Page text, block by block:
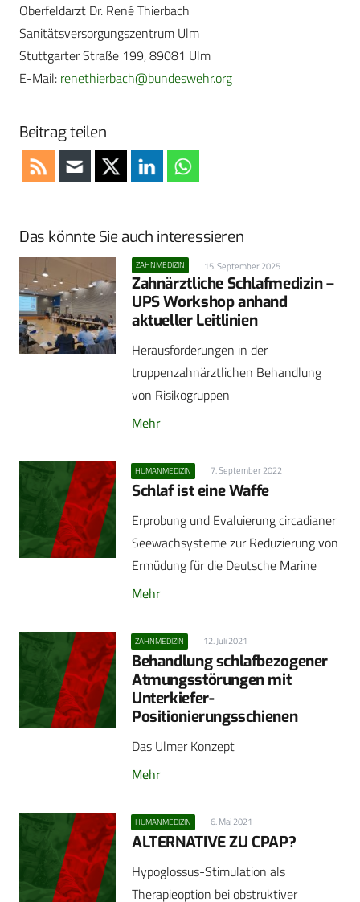
Oberfeldarzt Dr. René Thierbach
Sanitätsversorgungszentrum Ulm
Stuttgarter Straße 199, 89081 Ulm
E-Mail: renethierbach@bundeswehr.org
Beitrag teilen
Das könnte Sie auch interessieren
ZAHNMEDIZIN 15. September 2025
Zahnärztliche Schlafmedizin –
UPS Workshop anhand
aktueller Leitlinien
Herausforderungen in der
truppenzahnärztlichen ­Behandlung
von Risikogruppen
Mehr
HUMANMEDIZIN 7. September 2022
Schlaf ist eine Waffe
Erprobung und Evaluierung circadianer
Seewachsysteme zur Reduzierung von
Ermüdung für die Deutsche Marine
Mehr
ZAHNMEDIZIN 12. Juli 2021
Behandlung schlafbezogener
Atmungsstörungen mit
Unterkiefer-
Positionierungsschienen
Das Ulmer Konzept
Mehr
HUMANMEDIZIN 6. Mai 2021
ALTERNATIVE ZU CPAP?
Hypoglossus-Stimulation als
Therapieoption bei obstruktiver